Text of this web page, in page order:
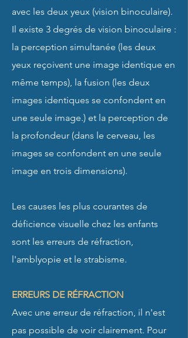
avec les deux yeux (vision binoculaire).
Il existe 3 degrés de vision binoculaire :
la perception simultanée (les deux
yeux reçoivent une image identique en
même temps), la fusion (les deux
images identiques se confondent en
une seule image.) et la perception de
la profondeur (dans le cerveau, les
images se confondent en une seule
image en trois dimensions).
Les causes les plus courantes de
déficience visuelle chez les enfants
sont les erreurs de réfraction,
l'amblyopie et le strabisme.
ERREURS DE RÉFRACTION
Avec une erreur de réfraction, il n'est
pas possible de voir clairement. Pour